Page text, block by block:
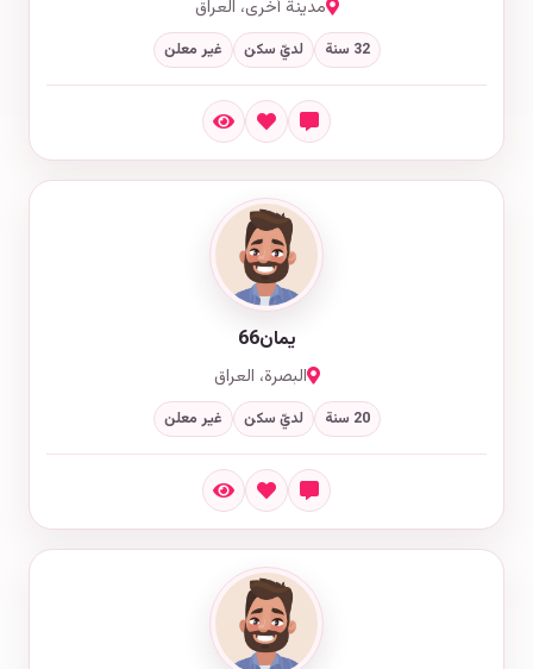
مدينة أخرى، العراق
32 سنة لديّ سكن غير معلن
يمان66
البصرة، العراق
20 سنة لديّ سكن غير معلن